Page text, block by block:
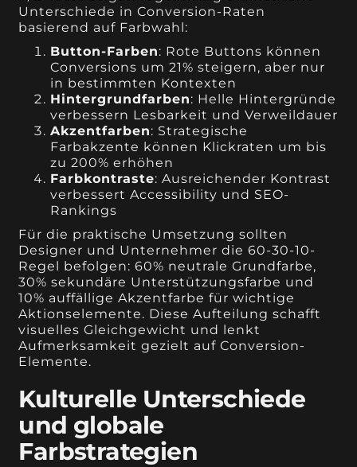
Unterschiede in Conversion-Raten
basierend auf Farbwahl:
Button-Farben: Rote Buttons können
Conversions um 21% steigern, aber nur
in bestimmten Kontexten
Hintergrundfarben: Helle Hintergründe
verbessern Lesbarkeit und Verweildauer
Akzentfarben: Strategische
Farbakzente können Klickraten um bis
zu 200% erhöhen
Farbkontraste: Ausreichender Kontrast
verbessert Accessibility und SEO-
Rankings
Für die praktische Umsetzung sollten
Designer und Unternehmer die 60-30-10-
Regel befolgen: 60% neutrale Grundfarbe,
30% sekundäre Unterstützungsfarbe und
10% auffällige Akzentfarbe für wichtige
Aktionselemente. Diese Aufteilung schafft
visuelles Gleichgewicht und lenkt
Aufmerksamkeit gezielt auf Conversion-
Elemente.
Kulturelle Unterschiede
und globale
Farbstrategien